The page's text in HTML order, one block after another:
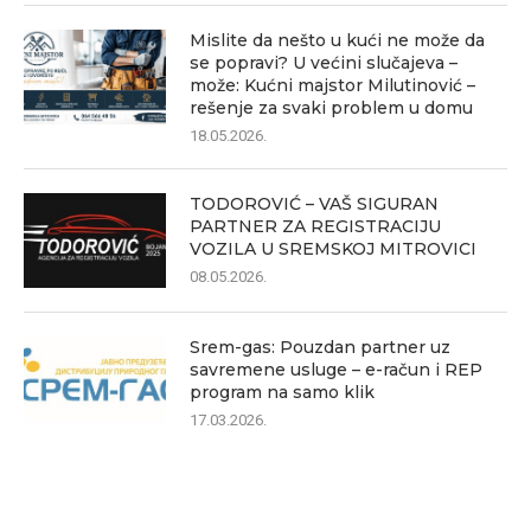
Mislite da nešto u kući ne može da
se popravi? U većini slučajeva –
može: Kućni majstor Milutinović –
rešenje za svaki problem u domu
18.05.2026.
TODOROVIĆ – VAŠ SIGURAN
PARTNER ZA REGISTRACIJU
VOZILA U SREMSKOJ MITROVICI
08.05.2026.
Srem-gas: Pouzdan partner uz
savremene usluge – e-račun i REP
program na samo klik
17.03.2026.